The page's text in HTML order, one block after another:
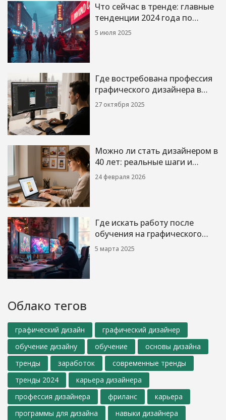
Что сейчас в тренде: главные
тенденции 2024 года по
мнению экспертов
5 июля 2025
Где востребована профессия
графического дизайнера в
2025 году
27 октября 2025
Можно ли стать дизайнером в
40 лет: реальные шаги и
примеры
24 февраля 2026
Где искать работу после
обучения на графического
дизайнера?
5 марта 2025
Облако тегов
графический дизайн
графический дизайнер
обучение дизайну
обучение
основы дизайна
тренды
заработок
современные тренды
тренды 2024
карьера дизайнера
профессия дизайнера
фриланс
карьера
программы для дизайна
навыки дизайнера